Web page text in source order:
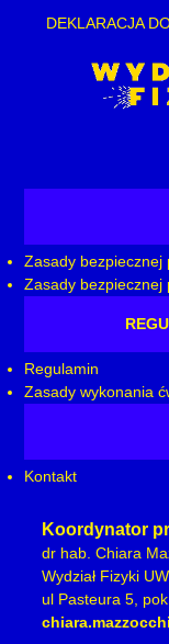
DEKLARACJA
Zasady bezpiecznej
Zasady bezpiecznej
Regulamin
Zasady wykonania
Kontakt
Koordynator
dr hab. Chiara
Wydział Fizyki UW
ul Pasteura 5,